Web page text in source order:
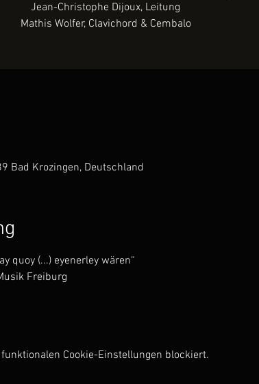
Jean-Christophe Dijoux, Leitung
Mathis Wolfer, Clavichord & Cembalo
Bad Krozingen, Deutschland
quoy (...) eyenerley wären“
Freiburg
Cookie-Einstellungen blockiert.